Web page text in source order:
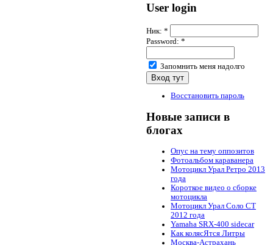
User login
Ник: *
Password: *
Запомнить меня надолго
Восстановить пароль
Новые записи в
блогах
Опус на тему оппозитов
Фотоальбом караванера
Мотоцикл Урал Ретро 2013
года
Короткое видео о сборке
мотоцикла
Мотоцикл Урал Соло СТ
2012 года
Yamaha SRX-400 sidecar
Как колясЯтся Литры
Москва-Астрахань